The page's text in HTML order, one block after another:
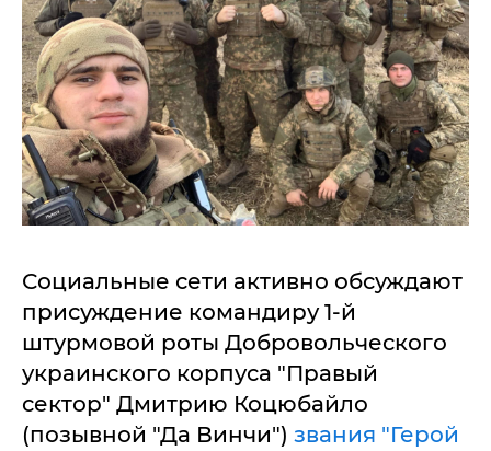
Социальные сети активно обсуждают
присуждение командиру 1-й
штурмовой роты Добровольческого
украинского корпуса "Правый
сектор" Дмитрию Коцюбайло
(позывной "Да Винчи") звания "Герой